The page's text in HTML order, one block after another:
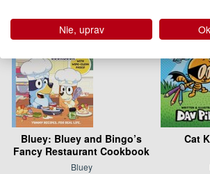
Bluey: Bluey and Bingo’s
Fancy Restaurant Cookbook
Bluey
Cat
Nie, uprav